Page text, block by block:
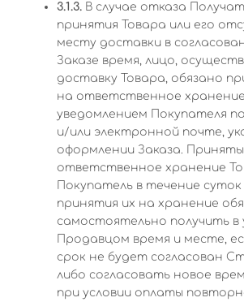
3.1.3. В случае отказа
принятия Товара или его
месту доставки в
Заказе время, лицо,
доставку Товара, обязано
на ответственное
уведомлением Покупателя
и/или электронной почте,
оформлении Заказа.
ответственное хранение
Покупатель в течение
принятия их на хранение
самостоятельно получить в
Продавцом время и месте,
срок не будет согласован
либо согласовать новое
при условии оплаты